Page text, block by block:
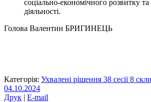
соціально-економічного розвитку та
діяльності.
Голова Валентин БРИГИНЕЦЬ
Категорія: Ухвалені рішення 38 сесії 8
04.10.2024
Друк | E-mail